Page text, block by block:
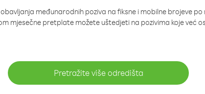
međunarodnih poziva na fiksne i mobilne brojeve
mjesečne pretplate možete uštedjeti na pozivima koje već
Pretražite više odredišta